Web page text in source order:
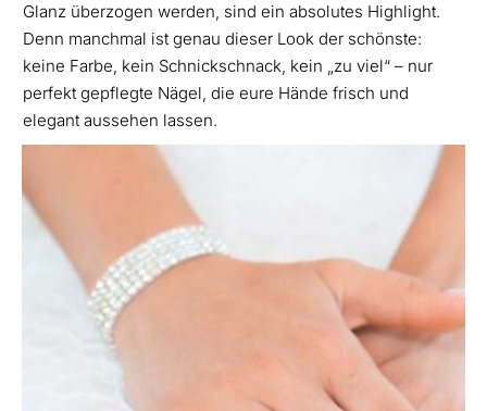
Glanz überzogen werden, sind ein absolutes Highlight.
Denn manchmal ist genau dieser Look der schönste:
keine Farbe, kein Schnickschnack, kein „zu viel“ – nur
perfekt gepflegte Nägel, die eure Hände frisch und
elegant aussehen lassen.